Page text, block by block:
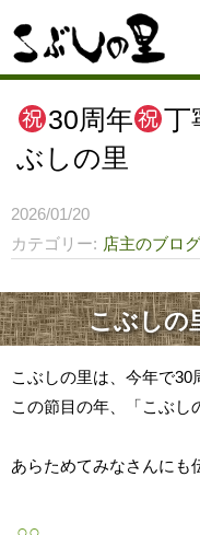
30周年
丁
ぶしの里
2026/01/20
カテゴリー
店主のブログ
こぶしの
こぶしの里は、今年で30
この節目の年、「こぶし
あらためてみなさんにも